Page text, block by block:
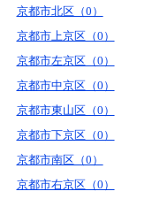
京都市北区（0）
京都市上京区（0）
京都市左京区（0）
京都市中京区（0）
京都市東山区（0）
京都市下京区（0）
京都市南区（0）
京都市右京区（0）